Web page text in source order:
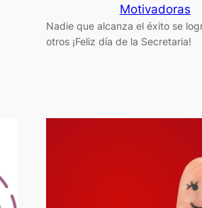
Motivadoras
Nadie que alcanza el éxito se
otros ¡Feliz día de la Secretaria!